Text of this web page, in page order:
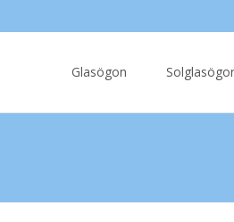
Glasögon